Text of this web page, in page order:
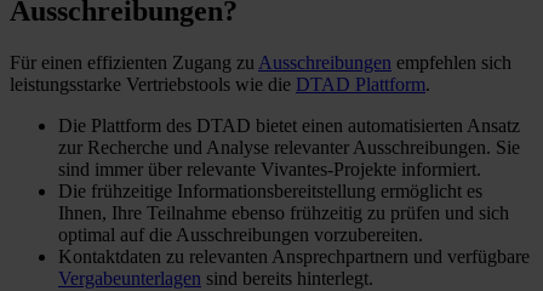
Ausschreibungen?
Für einen effizienten Zugang zu Ausschreibungen empfehlen sich
leistungsstarke Vertriebstools wie die DTAD Plattform.
Die Plattform des DTAD bietet einen automatisierten Ansatz
zur Recherche und Analyse relevanter Ausschreibungen. Sie
sind immer über relevante Vivantes-Projekte informiert.
Die frühzeitige Informationsbereitstellung ermöglicht es
Ihnen, Ihre Teilnahme ebenso frühzeitig zu prüfen und sich
optimal auf die Ausschreibungen vorzubereiten.
Kontaktdaten zu relevanten Ansprechpartnern und verfügbare
Vergabeunterlagen sind bereits hinterlegt.